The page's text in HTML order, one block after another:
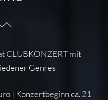
CLUBKONZERT mit
Genres
| Konzertbeginn ca. 21